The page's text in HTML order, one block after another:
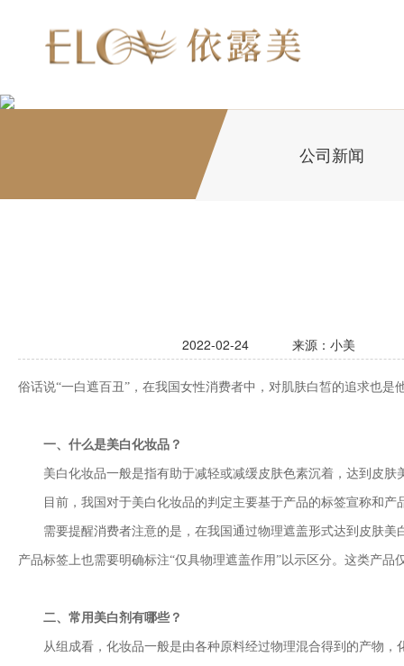
公司新闻
2022-02-24 来源：小美
俗话说“一白遮百丑”，在我国女性消费者中，对肌肤白皙的追求也
一、什么是美白化妆品？
美白化妆品一般是指有助于减轻或减缓皮肤色素沉着，达到皮肤
目前，我国对于美白化妆品的判定主要基于产品的标签宣称和产
需要提醒消费者注意的是，在我国通过物理遮盖形式达到皮肤美
产品标签上也需要明确标注“仅具物理遮盖作用”以示区分。这类产
二、常用美白剂有哪些？
从组成看，化妆品一般是由各种原料经过物理混合得到的产物，